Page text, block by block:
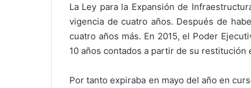
La Ley para la Expansión de
vigencia de cuatro años. Después de
cuatro años más. En 2015, el Poder
10 años contados a partir de su restitución
Por tanto expiraba en mayo del año en